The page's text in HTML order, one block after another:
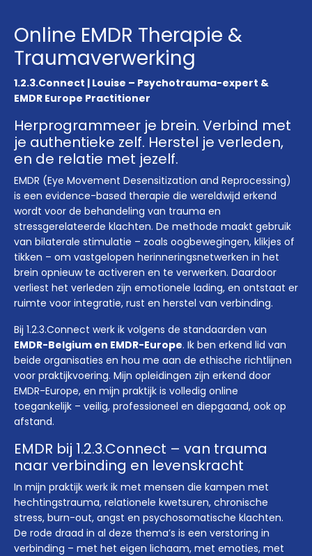
Online EMDR Therapie &
Traumaverwerking
1.2.3.Connect | Louise – Psychotrauma-expert &
EMDR Europe Practitioner
Herprogrammeer je brein. Verbind met
je authentieke zelf. Herstel je verleden,
en de relatie met jezelf.
EMDR (Eye Movement Desensitization and Reprocessing)
is een evidence-based therapie die wereldwijd erkend
wordt voor de behandeling van trauma en
stressgerelateerde klachten. De methode maakt gebruik
van bilaterale stimulatie – zoals oogbewegingen, klikjes of
tikken – om vastgelopen herinneringsnetwerken in het
brein opnieuw te activeren en te verwerken. Daardoor
verliest het verleden zijn emotionele lading, en ontstaat er
ruimte voor integratie, rust en herstel van verbinding.
Bij 1.2.3.Connect werk ik volgens de standaarden van
EMDR-Belgium en EMDR-Europe. Ik ben erkend lid van
beide organisaties en hou me aan de ethische richtlijnen
voor praktijkvoering. Mijn opleidingen zijn erkend door
EMDR-Europe, en mijn praktijk is volledig online
toegankelijk – veilig, professioneel en diepgaand, ook op
afstand.
EMDR bij 1.2.3.Connect – van trauma
naar verbinding en levenskracht
In mijn praktijk werk ik met mensen die kampen met
hechtingstrauma, relationele kwetsuren, chronische
stress, burn-out, angst en psychosomatische klachten.
De rode draad in al deze thema’s is een verstoring in
verbinding – met het eigen lichaam, met emoties, met